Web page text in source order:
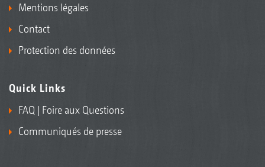
Mentions légales
Contact
Protection des données
Quick Links
FAQ | Foire aux Questions
Communiqués de presse